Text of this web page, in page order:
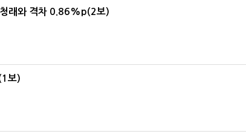
래와 격차 0.86%p(2보)
보)